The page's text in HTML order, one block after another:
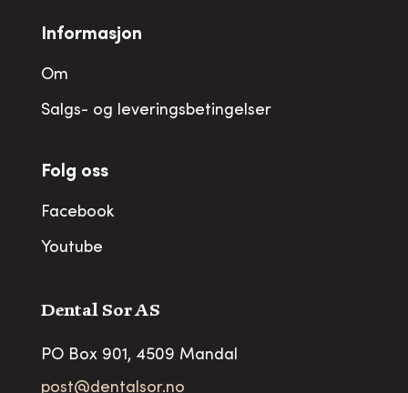
Informasjon
Om
Salgs- og leveringsbetingelser
Folg oss
Facebook
Youtube
Dental Sor AS
PO Box 901, 4509 Mandal
post@dentalsor.no